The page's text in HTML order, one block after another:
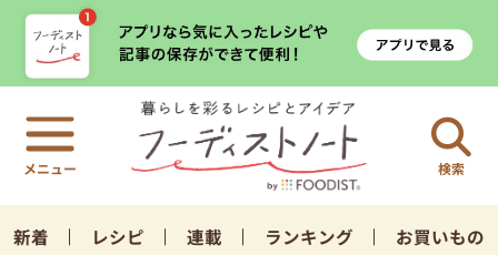
検索
新着 レシピ 連載 ランキング お買いもの